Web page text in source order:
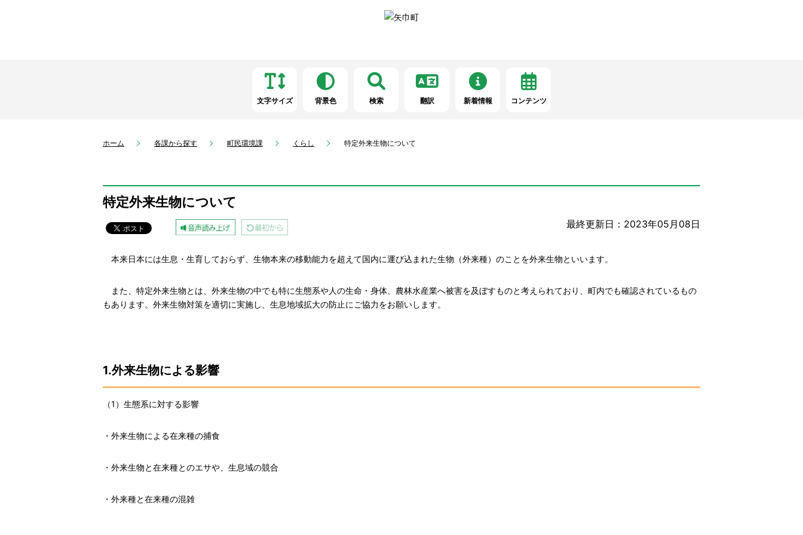
文字サイズ 背景色 検索 翻訳 新着情報 コンテンツ
ホーム 各課から探す 町民環境課 くらし 特定外来生物について
特定外来生物について
最終更新日：2023年05月08日
本来日本には生息・生育しておらず、生物本来の移動能力を超えて国内に運び込まれた生物（外来種）のことを外来生物といいます。
また、特定外来生物とは、外来生物の中でも特に生態系や人の生命・身体、農林水産業へ被害を及ぼすものと考えられており、町内でも確認されているもの
もあります。外来生物対策を適切に実施し、生息地域拡大の防止にご協力をお願いします。
1.外来生物による影響
（1）生態系に対する影響
・外来生物による在来種の捕食
・外来生物と在来種とのエサや、生息域の競合
・外来種と在来種の混雑